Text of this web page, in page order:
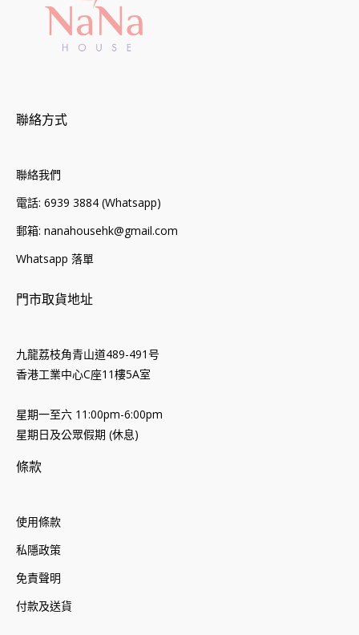
聯絡方式
聯絡我們
電話: 6939 3884 (Whatsapp)
郵箱: nanahousehk@gmail.com
Whatsapp 落單
門市取貨地址
九龍荔枝角青山道489-491号
香港工業中心C座11樓5A室
星期一至六 11:00pm-6:00pm
星期日及公眾假期 (休息)
條款
使用條款
私隱政策
免責聲明
付款及送貨